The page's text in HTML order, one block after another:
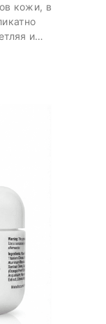
кожи, в
и